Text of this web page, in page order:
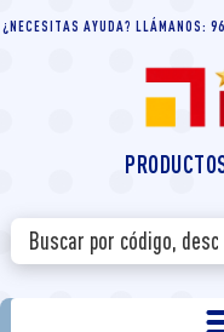
¿NECESITAS AYUDA? LLÁMANOS: